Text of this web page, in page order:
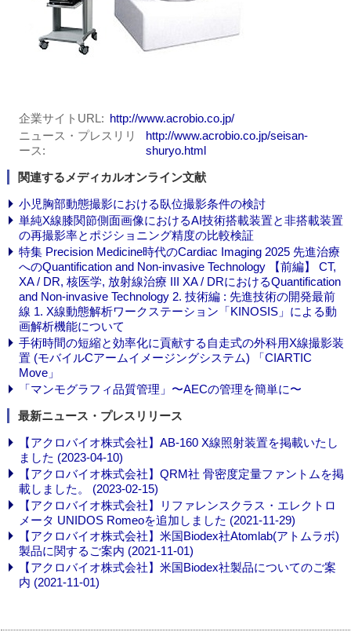
企業サイトURL
http://www.acrobio.co.jp/
ニュース・プレスリリ
ース
http://www.acrobio.co.jp/seisan-
shuryo.html
関連するメディカルオンライン文献
小児胸部動態撮影における臥位撮影条件の検討
単純X線膝関節側面画像におけるAI技術搭載装置と非搭載装置
の再撮影率とポジショニング精度の比較検証
特集 Precision Medicine時代のCardiac Imaging 2025 先進治療
へのQuantification and Non-invasive Technology 【前編】 CT,
XA / DR, 核医学, 放射線治療 III XA / DRにおけるQuantification
and Non-invasive Technology 2. 技術編 : 先進技術の開発最前
線 1. X線動態解析ワークステーション「KINOSIS」による動
画解析機能について
手術時間の短縮と効率化に貢献する自走式の外科用X線撮影装
置 (モバイルCアームイメージングシステム) 「CIARTIC
Move」
「マンモグラフィ品質管理」〜AECの管理を簡単に〜
最新ニュース・プレスリリース
【アクロバイオ株式会社】AB-160 X線照射装置を掲載いたし
ました (2023-04-10)
【アクロバイオ株式会社】QRM社 骨密度定量ファントムを掲
載しました。 (2023-02-15)
【アクロバイオ株式会社】リファレンスクラス・エレクトロ
メータ UNIDOS Romeoを追加しました (2021-11-29)
【アクロバイオ株式会社】米国Biodex社Atomlab(アトムラボ)
製品に関するご案内 (2021-11-01)
【アクロバイオ株式会社】米国Biodex社製品についてのご案
内 (2021-11-01)